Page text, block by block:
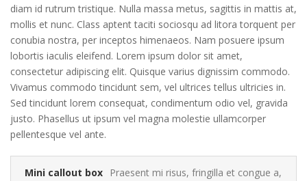
diam id rutrum tristique. Nulla massa metus, sagittis in mattis at,
mollis et nunc. Class aptent taciti sociosqu ad litora torquent per
conubia nostra, per inceptos himenaeos. Nam posuere ipsum
lobortis iaculis eleifend. Lorem ipsum dolor sit amet,
consectetur adipiscing elit. Quisque varius dignissim commodo.
Vivamus commodo tincidunt sem, vel ultrices tellus ultricies in.
Sed tincidunt lorem consequat, condimentum odio vel, gravida
justo. Phasellus ut ipsum vel magna molestie ullamcorper
pellentesque vel ante.
Mini callout box
Praesent mi risus, fringilla et congue a,